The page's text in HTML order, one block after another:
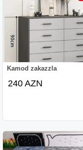
Kamod zakazzla
240 AZN